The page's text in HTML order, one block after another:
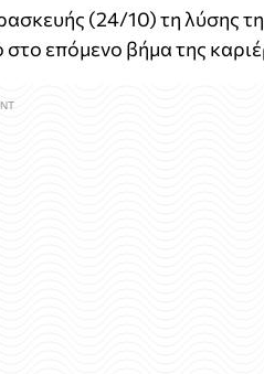
(24/10) τη λύσης
στο επόμενο βήμα της